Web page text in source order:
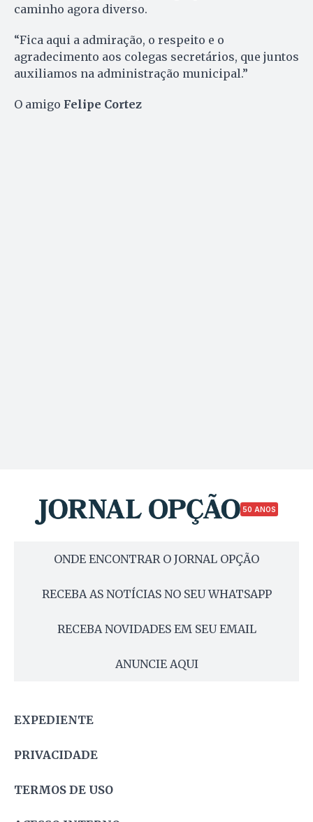
caminho agora diverso.
“Fica aqui a admiração, o respeito e o
agradecimento aos colegas secretários, que juntos
auxiliamos na administração municipal.”
O amigo Felipe Cortez
50 ANOS
ONDE ENCONTRAR O JORNAL OPÇÃO
RECEBA AS NOTÍCIAS NO SEU WHATSAPP
RECEBA NOVIDADES EM SEU EMAIL
ANUNCIE AQUI
EXPEDIENTE
PRIVACIDADE
TERMOS DE USO